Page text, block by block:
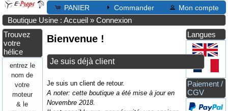
PANIER Commander Mon compte
Boutique Usine : Accueil »Connexion
Trouvez
votre
hélice
entrez le
nom de
votre
moteur
& le
Bienvenue !
Je suis déjà client
Je suis un client de retour.
A noter: cette boutique a été mise à jour en
Novembre 2018.
Langues
Paiement /
CGV